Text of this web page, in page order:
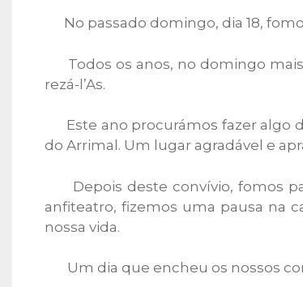
No passado domingo, dia 18,
Todos os anos, no domingo mais
rezá-l’As.
Este ano procurámos fazer algo
do Arrimal. Um lugar agradável e
Depois deste convívio, fomos
anfiteatro, fizemos uma pausa na
nossa vida.
Um dia que encheu os nossos